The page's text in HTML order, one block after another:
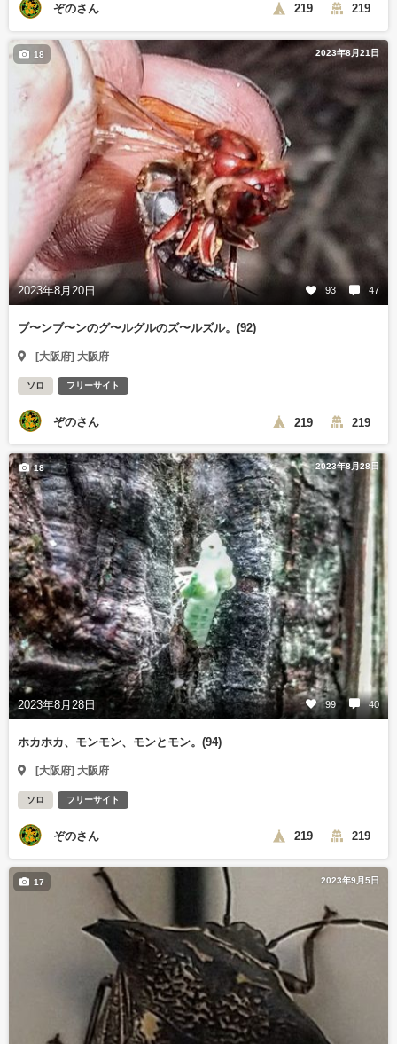
ぞのさん 219 219
2023年8月21日
2023年8月20日 93 47
18
ブ〜ンブ〜ンのグ〜ルグルのズ〜ルズル。(92)
[大阪府] 大阪府
ソロ フリーサイト
ぞのさん 219 219
2023年8月28日
2023年8月28日 99 40
18
ホカホカ、モンモン、モンとモン。(94)
[大阪府] 大阪府
ソロ フリーサイト
ぞのさん 219 219
2023年9月5日
17